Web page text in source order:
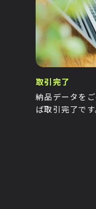
取引完了
納品データを
ば取引完了です